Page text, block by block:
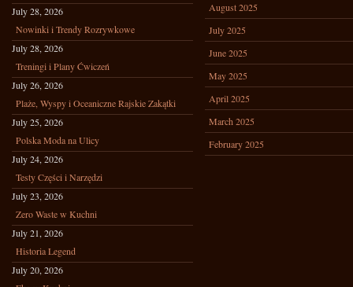
July 28, 2026
Nowinki i Trendy Rozrywkowe
July 28, 2026
Treningi i Plany Ćwiczeń
July 26, 2026
Plaże, Wyspy i Oceaniczne Rajskie Zakątki
July 25, 2026
Polska Moda na Ulicy
July 24, 2026
Testy Części i Narzędzi
July 23, 2026
Zero Waste w Kuchni
July 21, 2026
Historia Legend
July 20, 2026
August 2025
July 2025
June 2025
May 2025
April 2025
March 2025
February 2025